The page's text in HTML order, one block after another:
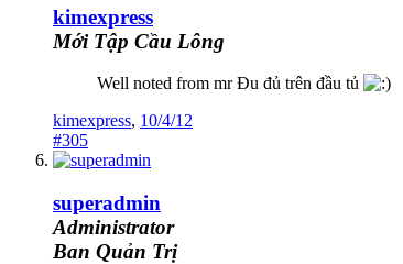
kimexpress
Mới Tập Cầu Lông
Well noted from mr Đu đủ trên đầu tủ
kimexpress, 10/4/12
#305
superadmin
Administrator
Ban Quản Trị